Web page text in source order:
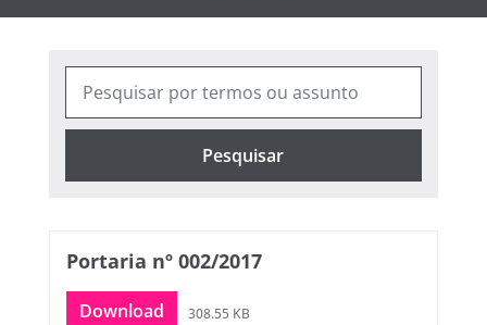
Pesquisar
Portaria nº 002/2017
Download 308.55 KB